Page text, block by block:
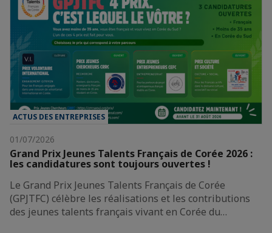
ACTUS DES ENTREPRISES
01/07/2026
Grand Prix Jeunes Talents Français de Corée 2026 :
les candidatures sont toujours ouvertes !
Le Grand Prix Jeunes Talents Français de Corée
(GPJTFC) célèbre les réalisations et les contributions
des jeunes talents français vivant en Corée du…